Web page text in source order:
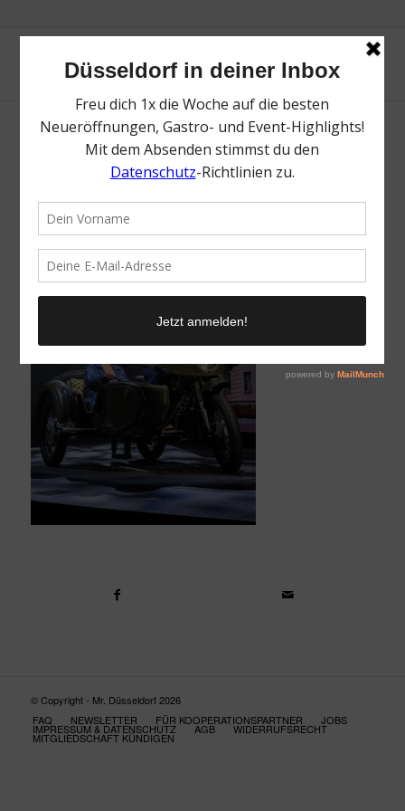
ABENTEUERLAND | Magazin | Mr.
© Copyright - Mr. Düsseldorf 2026
FAQ
NEWSLETTER FÜR KOOPERATIONSPARTNER JOBS
IMPRESSUM & DATENSCHUTZ AGB WIDERRUFSRECHT
MITGLIEDSCHAFT KÜNDIGEN